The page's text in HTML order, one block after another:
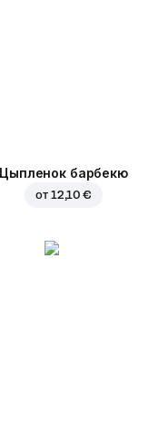
Цыпленок барбекю
от 12,10 €